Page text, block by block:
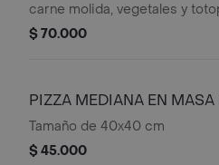
carne molida, vegetales y
$ 70.000
PIZZA MEDIANA EN MASA
HOJALDRE
Tamaño de 40x40 cm
$ 45.000